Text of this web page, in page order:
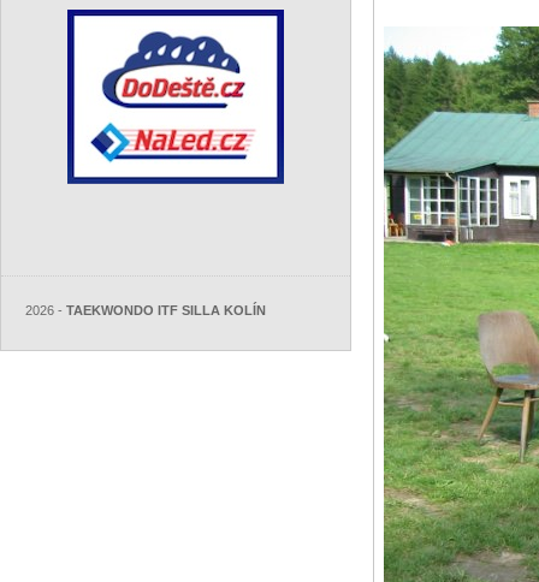
2026 - TAEKWONDO ITF SILLA KOLÍN